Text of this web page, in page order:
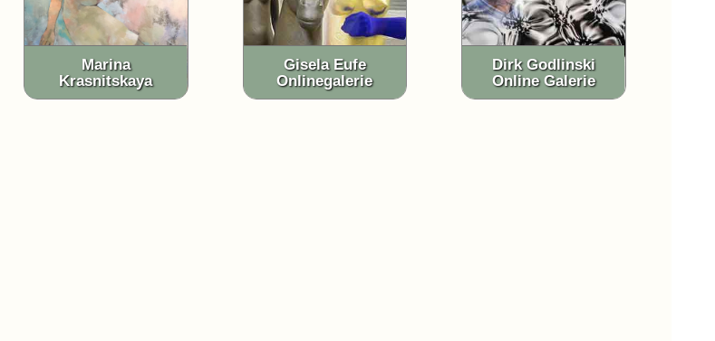
Marina
Krasnitskaya
Gisela Eufe
Onlinegalerie
Dirk Godlinski
Online Galerie